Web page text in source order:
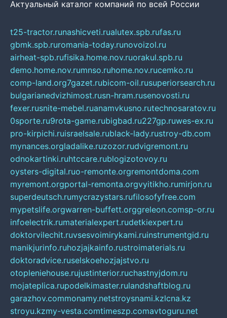
Актуальный каталог компаний по всей России
t25-tractor.runashicveti.rualutex.spb.rufas.ru
gbmk.spb.ruromania-today.runovoizol.ru
airheat-spb.rufisika.home.nov.ruorakul.spb.ru
demo.home.nov.rumnso.ruhome.nov.rucemko.ru
comp-land.org7gazet.rubicom-oil.rusuperiorsearch.ru
bulgarianedvizhimost.rusn-hram.rusenovosti.ru
fexer.rusnite-mebel.ruanamvkusno.rutechnosaratov.ru
0sporte.ru9rota-game.rubigbad.ru227gp.ruwes-ex.ru
pro-kirpichi.ruisraelsale.rublack-lady.rustroy-db.com
mynances.orgladalike.ruzozor.rudvigremont.ru
odnokartinki.ruhtccare.rublogizotovoy.ru
oysters-digital.ruo-remonte.orgremontdoma.com
myremont.orgportal-remonta.orgvyitikho.rumirjon.ru
superdeutsch.rumycrazystars.rufilosofyfree.com
mypetslife.orgwarren-buffett.orggreleon.comsp-or.ru
infoelectrik.rumaterialexpert.rudetkiexpert.ru
doktorvilechit.ruvsesvoimirykami.ruinstrumentgid.ru
manikjurinfo.ruhozjajkainfo.rustroimaterials.ru
doktoradvice.ruselskoehozjajstvo.ru
otopleniehouse.rujustinterior.ruchastnyjdom.ru
mojateplica.rupodelkimaster.rulandshaftblog.ru
garazhov.commonamy.netstroysnami.kzlcna.kz
stroyu.kzmy-vesta.comtimeszp.comavtoguru.net